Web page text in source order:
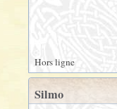
Hors ligne
Silmo